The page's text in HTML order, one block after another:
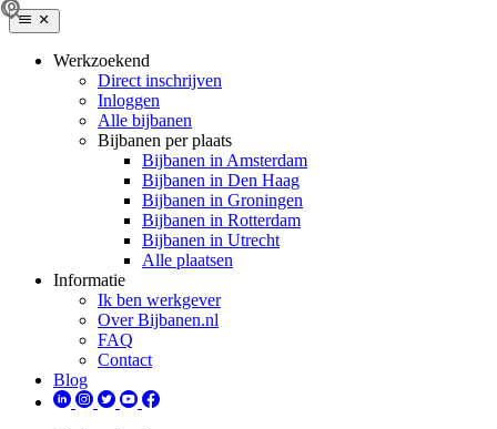
Werkzoekend
Direct inschrijven
Inloggen
Alle bijbanen
Bijbanen per plaats
Bijbanen in Amsterdam
Bijbanen in Den Haag
Bijbanen in Groningen
Bijbanen in Rotterdam
Bijbanen in Utrecht
Alle plaatsen
Informatie
Ik ben werkgever
Over Bijbanen.nl
FAQ
Contact
Blog